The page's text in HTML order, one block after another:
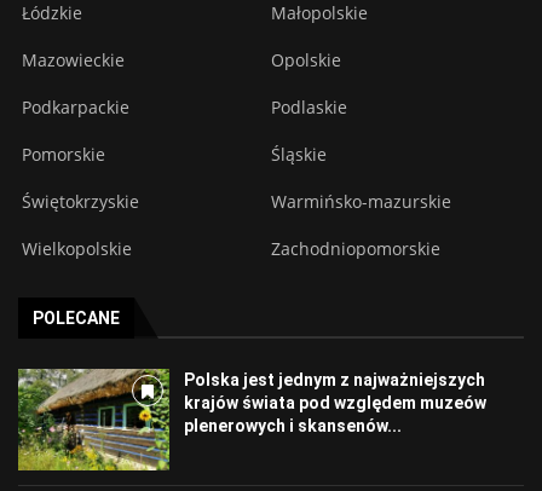
Łódzkie Małopolskie
Mazowieckie Opolskie
Podkarpackie Podlaskie
Pomorskie Śląskie
Świętokrzyskie Warmińsko-mazurskie
Wielkopolskie Zachodniopomorskie
POLECANE
Polska jest jednym z najważniejszych
krajów świata pod względem muzeów
plenerowych i skansenów...